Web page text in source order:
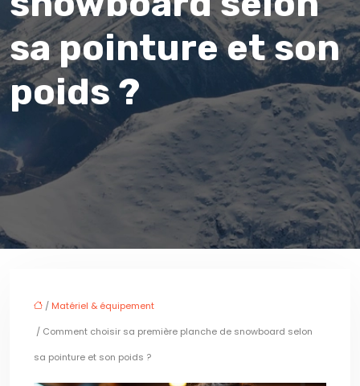
sa pointure et son
poids ?
/ Matériel & équipement
/ Comment choisir sa première planche de snowboard selon
sa pointure et son poids ?